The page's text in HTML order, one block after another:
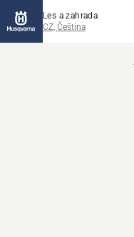
Les a zahrada
CZ, Čeština